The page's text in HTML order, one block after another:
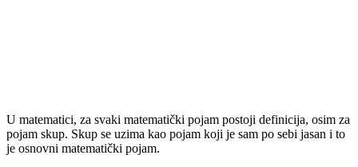
U matematici, za svaki matematički pojam postoji definicija, osim za
pojam skup. Skup se uzima kao pojam koji je sam po sebi jasan i to
je osnovni matematički pojam.